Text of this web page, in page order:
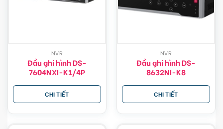
NVR
Đầu ghi hình DS-
7604NXI-K1/4P
CHI TIẾT
NVR
Đầu ghi hình DS-
8632NI-K8
CHI TIẾT